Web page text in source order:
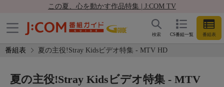
この夏、心を動かす作品特集 | J:COM TV
CS番組一覧 番組表
検索
番組表 夏の主役!Stray Kidsビデオ特集 - MTV HD
夏の主役!Stray Kidsビデオ特集 - MTV